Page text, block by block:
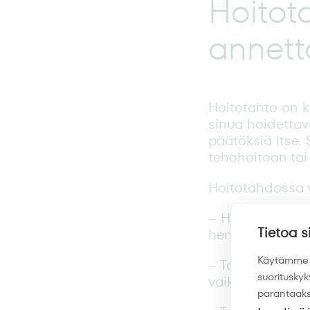
Tietoa
Hoitotahto on
sinua
päätöksiä itse.
tehohoitoon
Hoitotahdossa
– Haluatko,
– Toivotko
vaikutusta